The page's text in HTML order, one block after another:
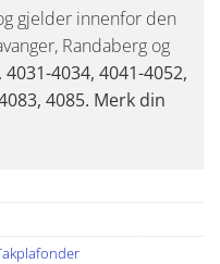
gjelder innenfor den
Randaberg og
4031-4034, 4041-4052,
4085. Merk din